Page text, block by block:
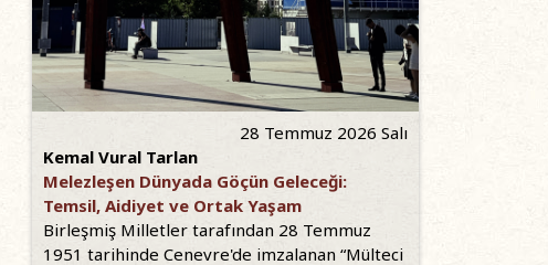
28 Temmuz 2026 Salı
Kemal Vural Tarlan
Melezleşen Dünyada Göçün Geleceği:
Temsil, Aidiyet ve Ortak Yaşam
Birleşmiş Milletler tarafından 28 Temmuz
1951 tarihinde Cenevre'de imzalanan “Mülteci